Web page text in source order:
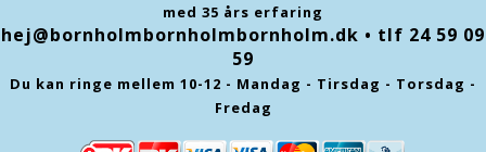
med 35 års erfaring
hej@bornholmbornholmbornholm.dk • tlf 24 59 09
59
Du kan ringe mellem 10-12 - Mandag - Tirsdag - Torsdag -
Fredag